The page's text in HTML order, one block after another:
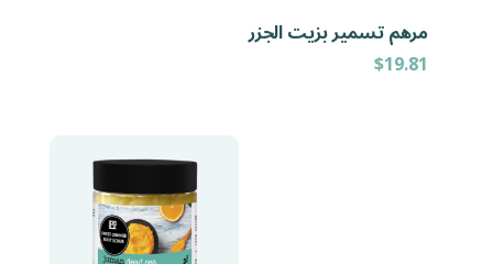
مرهم تسمير بزيت الجزر
$19.81